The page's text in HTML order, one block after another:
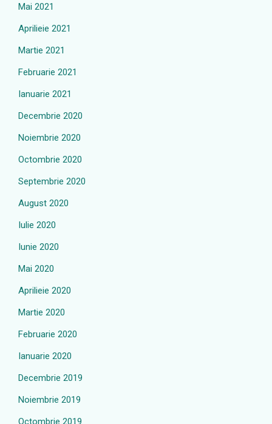
Mai 2021
Aprilieie 2021
Martie 2021
Februarie 2021
Ianuarie 2021
Decembrie 2020
Noiembrie 2020
Octombrie 2020
Septembrie 2020
August 2020
Iulie 2020
Iunie 2020
Mai 2020
Aprilieie 2020
Martie 2020
Februarie 2020
Ianuarie 2020
Decembrie 2019
Noiembrie 2019
Octombrie 2019